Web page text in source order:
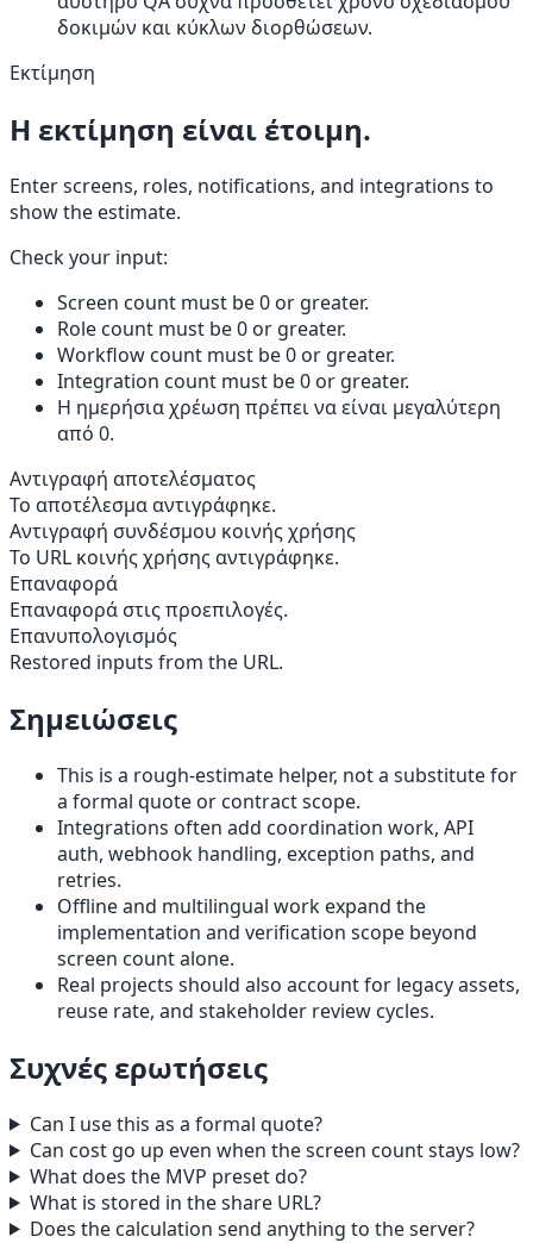
δοκιμών και κύκλων διορθώσεων.
Εκτίμηση
Η εκτίμηση είναι έτοιμη.
Enter screens, roles, notifications, and integrations to
show the estimate.
Check your input:
Screen count must be 0 or greater.
Role count must be 0 or greater.
Workflow count must be 0 or greater.
Integration count must be 0 or greater.
Η ημερήσια χρέωση πρέπει να είναι μεγαλύτερη
από 0.
Αντιγραφή αποτελέσματος
Το αποτέλεσμα αντιγράφηκε.
Αντιγραφή συνδέσμου κοινής χρήσης
Το URL κοινής χρήσης αντιγράφηκε.
Επαναφορά
Επαναφορά στις προεπιλογές.
Επανυπολογισμός
Restored inputs from the URL.
Σημειώσεις
This is a rough-estimate helper, not a substitute for
a formal quote or contract scope.
Integrations often add coordination work, API
auth, webhook handling, exception paths, and
retries.
Offline and multilingual work expand the
implementation and verification scope beyond
screen count alone.
Real projects should also account for legacy assets,
reuse rate, and stakeholder review cycles.
Συχνές ερωτήσεις
Can I use this as a formal quote?
Can cost go up even when the screen count stays low?
What does the MVP preset do?
What is stored in the share URL?
Does the calculation send anything to the server?